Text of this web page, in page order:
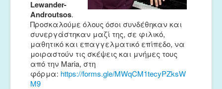
Lewander-
Androutsos.
Προσκαλούμε όλους όσοι συνδέθηκαν και
συνεργάστηκαν μαζί της, σε φιλικό,
μαθητικό και επαγγελματικό επίπεδο, να
μοιραστούν τις σκέψεις και μνήμες τους
από την Maria, στη
φόρμα: https://forms.gle/MWqCM1tecyPZksW
M9